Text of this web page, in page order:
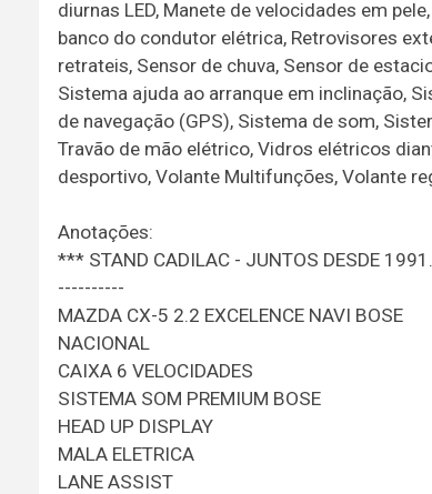
diurnas LED, Manete de velocidades em
banco do condutor elétrica, Retrovisores
retrateis, Sensor de chuva, Sensor de
Sistema ajuda ao arranque em inclinação,
de navegação (GPS), Sistema de som,
Travão de mão elétrico, Vidros elétricos
desportivo, Volante Multifunções, Volante
Anotações:
*** STAND CADILAC - JUNTOS DESDE
----------
MAZDA CX-5 2.2 EXCELENCE NAVI BOSE
NACIONAL
CAIXA 6 VELOCIDADES
SISTEMA SOM PREMIUM BOSE
HEAD UP DISPLAY
MALA ELETRICA
LANE ASSIST